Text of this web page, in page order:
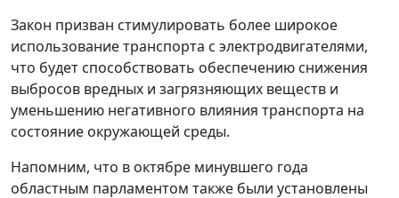
Закон призван стимулировать более широкое
использование транспорта с электродвигателями,
что будет способствовать обеспечению снижения
выбросов вредных и загрязняющих веществ и
уменьшению негативного влияния транспорта на
состояние окружающей среды.
Напомним, что в октябре минувшего года
областным парламентом также были установлены